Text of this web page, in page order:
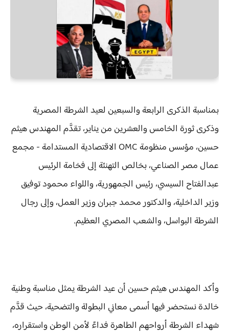
بمناسبة الذكرى الرابعة والسبعين لعيد الشرطة المصرية
وذكرى ثورة الخامس والعشرين من يناير، تقدَّم المهندس هيثم
حسين، مؤسس منظومة OMC الاقتصادية المستدامة - مجمع
عمال مصر الصناعي، بخالص التهنئة إلى فخامة الرئيس
عبدالفتاح السيسي، رئيس الجمهورية، واللواء محمود توفيق
وزير الداخلية، والدكتور محمد جبران وزير العمل، وإلى رجال
الشرطة البواسل، والشعب المصري العظيم.
وأكد المهندس هيثم حسين أن عيد الشرطة يمثل مناسبة وطنية
خالدة نستحضر فيها أسمى معاني البطولة والتضحية، حيث قدَّم
شهداء الشرطة أرواحهم الطاهرة فداءً لأمن الوطن واستقراره،